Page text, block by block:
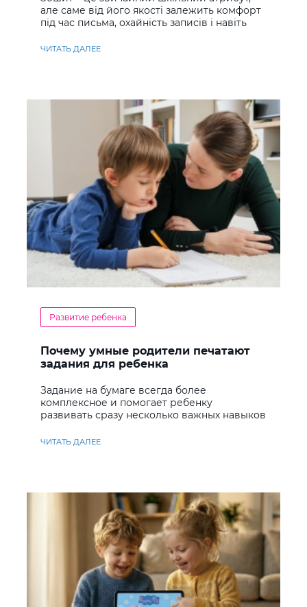
але саме від його якості залежить комфорт
під час письма, охайність записів і навіть
ЧИТАТЬ ДАЛЕЕ
Развитие ребенка
Почему умные родители печатают
задания для ребенка
Задание на бумаге всегда более
комплексное и помогает ребенку
развивать сразу несколько важных навыков
ЧИТАТЬ ДАЛЕЕ